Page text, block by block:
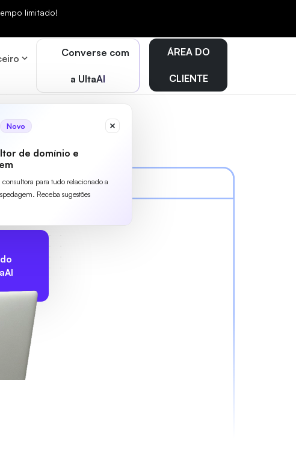
limitado!
Converse com
a UltaAI
Novo
de domínio e
consultora para tudo relacionado a
Receba sugestões
ÁREA DO
CLIENTE